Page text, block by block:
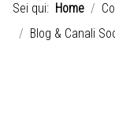
Sei qui: Home
Blog & Canali